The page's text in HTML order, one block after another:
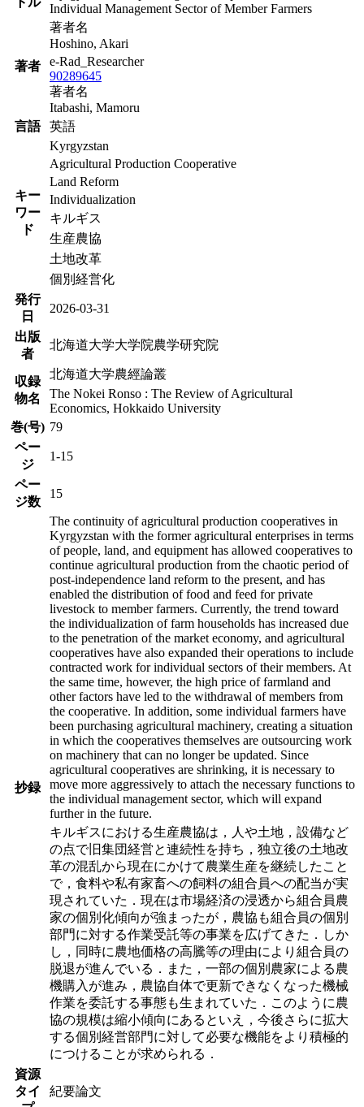
Individual Management Sector of Member Farmers
著者
著者名
Hoshino, Akari
e-Rad_Researcher
90289645
著者名
Itabashi, Mamoru
言語
英語
キー
ワー
ド
Kyrgyzstan
Agricultural Production Cooperative
Land Reform
Individualization
キルギス
生産農協
土地改革
個別経営化
発行
日
2026-03-31
出版
者
北海道大学大学院農学研究院
収録
物名
北海道大学農經論叢
The Nokei Ronso : The Review of Agricultural
Economics, Hokkaido University
巻(号) 79
ペー
ジ
1-15
ペー
ジ数
15
抄録
The continuity of agricultural production cooperatives in
Kyrgyzstan with the former agricultural enterprises in terms
of people, land, and equipment has allowed cooperatives to
continue agricultural production from the chaotic period of
post-independence land reform to the present, and has
enabled the distribution of food and feed for private
livestock to member farmers. Currently, the trend toward
the individualization of farm households has increased due
to the penetration of the market economy, and agricultural
cooperatives have also expanded their operations to include
contracted work for individual sectors of their members. At
the same time, however, the high price of farmland and
other factors have led to the withdrawal of members from
the cooperative. In addition, some individual farmers have
been purchasing agricultural machinery, creating a situation
in which the cooperatives themselves are outsourcing work
on machinery that can no longer be updated. Since
agricultural cooperatives are shrinking, it is necessary to
move more aggressively to attach the necessary functions to
the individual management sector, which will expand
further in the future.
キルギスにおける生産農協は，人や土地，設備など
の点で旧集団経営と連続性を持ち，独立後の土地改
革の混乱から現在にかけて農業生産を継続したこと
で，食料や私有家畜への飼料の組合員への配当が実
現されていた．現在は市場経済の浸透から組合員農
家の個別化傾向が強まったが，農協も組合員の個別
部門に対する作業受託等の事業を広げてきた．しか
し，同時に農地価格の高騰等の理由により組合員の
脱退が進んでいる．また，一部の個別農家による農
機購入が進み，農協自体で更新できなくなった機械
作業を委託する事態も生まれていた．このように農
協の規模は縮小傾向にあるといえ，今後さらに拡大
する個別経営部門に対して必要な機能をより積極的
につけることが求められる．
資源
タイ
紀要論文